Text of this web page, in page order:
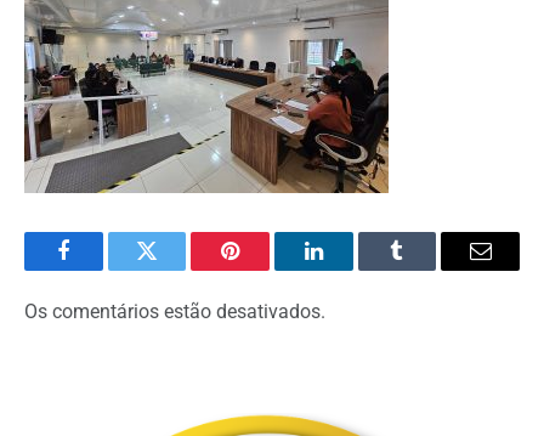
FacebookTwitter Pinterest O
LinkedIn
Tumblr
E-
Os comentários estão desativados.